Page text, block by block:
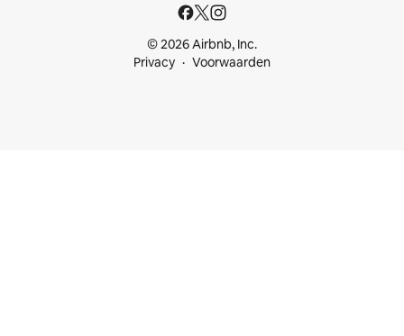
© 2026 Airbnb, Inc.
Privacy
Voorwaarden